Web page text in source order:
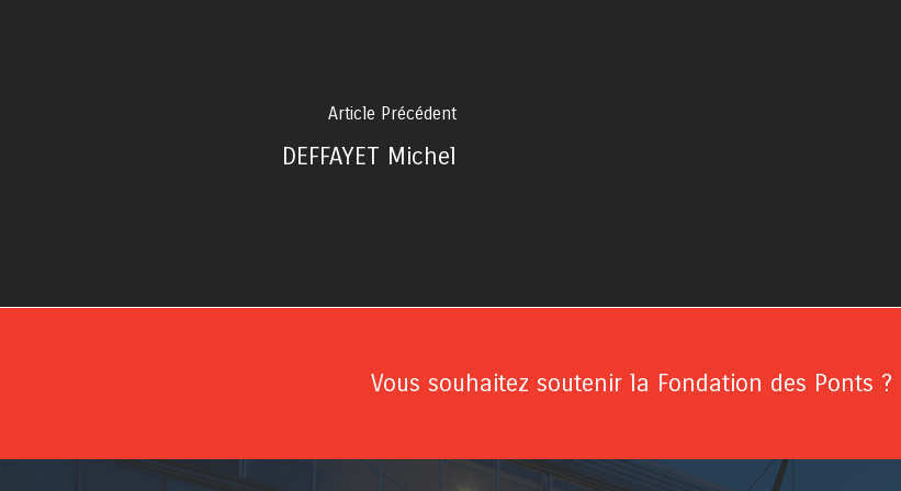
Article Précédent
DEFFAYET Michel
Vous souhaitez soutenir la Fondation des Ponts ?